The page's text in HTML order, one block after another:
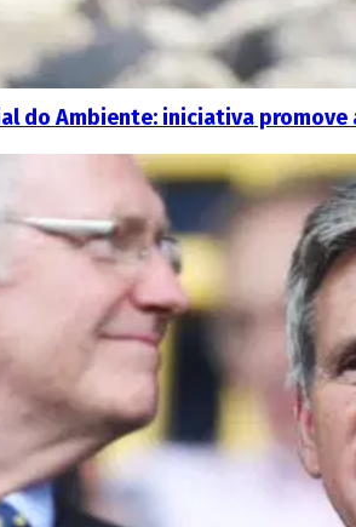
do Ambiente: iniciativa